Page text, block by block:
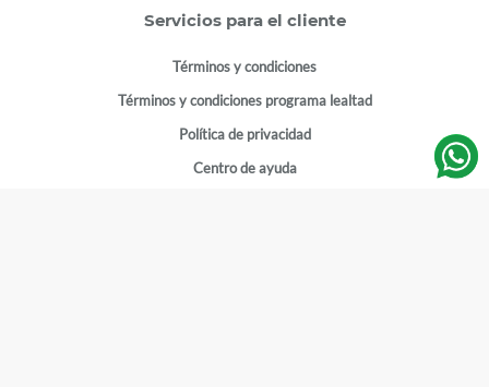
Servicios para el cliente
Términos y condiciones
Términos y condiciones programa lealtad
Política de privacidad
Centro de ayuda